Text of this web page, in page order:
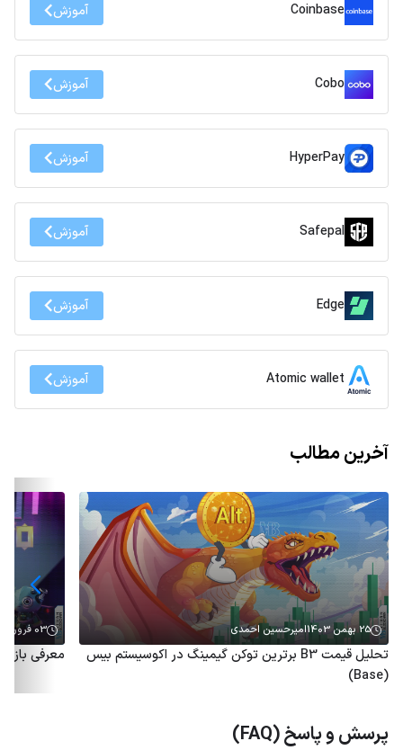
Coinbase آموزش
Cobo آموزش
HyperPay آموزش
Safepal آموزش
Edge آموزش
Atomic wallet آموزش
آخرین مطالب
25 بهمن 1403 امیرحسین احمدی
تحلیل قیمت B3 برترین توکن گیمینگ در اکوسیستم بیس
(Base)
03 فروردین 1403
معرفی بازی Pankito و آموزش کسب درآمد از آن
پرسش و پاسخ (FAQ)